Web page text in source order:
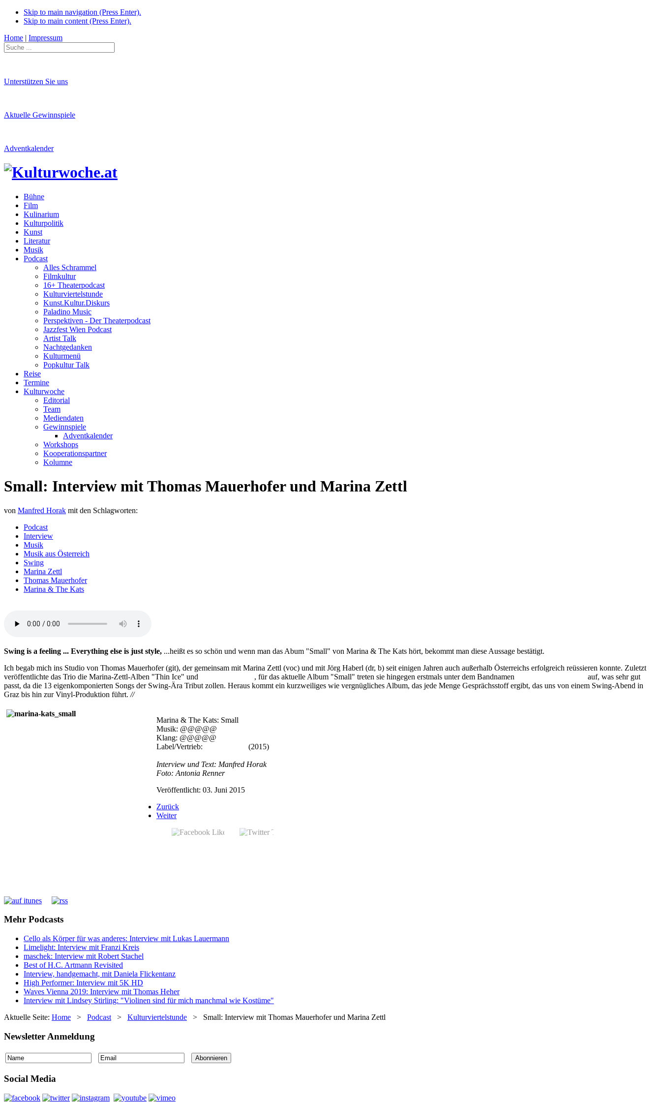
Skip to main navigation (Press Enter).
Skip to main content (Press Enter).
Home | Impressum
Unterstützen Sie uns
Aktuelle Gewinnspiele
Adventkalender
Bühne
Film
Kulinarium
Kulturpolitik
Kunst
Literatur
Musik
Podcast
Alles Schrammel
Filmkultur
16+ Theaterpodcast
Kulturviertelstunde
Kunst.Kultur.Diskurs
Paladino Music
Perspektiven - Der Theaterpodcast
Jazzfest Wien Podcast
Artist Talk
Nachtgedanken
Kulturmenü
Popkultur Talk
Reise
Termine
Kulturwoche
Editorial
Team
Mediendaten
Gewinnspiele
Adventkalender
Workshops
Kooperationspartner
Kolumne
Small: Interview mit Thomas Mauerhofer und Marina Zettl
von Manfred Horak mit den Schlagworten:
Podcast
Interview
Musik
Musik aus Österreich
Swing
Marina Zettl
Thomas Mauerhofer
Marina & The Kats
Swing is a feeling ... Everything else is just style, ...heißt es so schön und wenn man das Abum "Small" von Marina & The Kats hört, bekommt man diese Aussage bestätigt.
Ich begab mich ins Studio von Thomas Mauerhofer (git), der gemeinsam mit Marina Zettl (voc) und mit Jörg Haberl (dr, b) seit einigen Jahren auch außerhalb Österreichs erfolgreich reüssieren konnte. Zuletzt
veröffentlichte das Trio die Marina-Zettl-Alben "Thin Ice" und
, für das aktuelle Album "Small" treten sie hingegen erstmals unter dem Bandnamen
auf, was sehr gut
passt, da die 13 eigenkomponierten Songs der Swing-Ära Tribut zollen. Heraus kommt ein kurzweiliges wie vergnügliches Album, das jede Menge Gesprächsstoff ergibt, das uns von einem Swing-Abend in
Graz bis hin zur Vinyl-Produktion führt. //
Marina & The Kats: Small
Musik: @@@@@
Klang: @@@@@
Label/Vertrieb:
(2015)
Interview und Text: Manfred Horak
Foto: Antonia Renner
Veröffentlicht: 03. Juni 2015
Zurück
Weiter
Mehr Podcasts
Cello als Körper für was anderes: Interview mit Lukas Lauermann
Limelight: Interview mit Franzi Kreis
maschek: Interview mit Robert Stachel
Best of H.C. Artmann Revisited
Interview, handgemacht, mit Daniela Flickentanz
High Performer: Interview mit 5K HD
Waves Vienna 2019: Interview mit Thomas Heher
Interview mit Lindsey Stirling: "Violinen sind für mich manchmal wie Kostüme"
Aktuelle Seite: Home > Podcast > Kulturviertelstunde > Small: Interview mit Thomas Mauerhofer und Marina Zettl
Newsletter Anmeldung
Social Media